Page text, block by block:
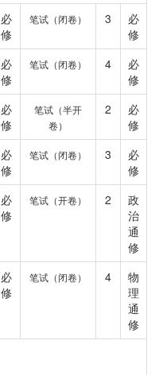
必
修
笔试（闭卷） 3
必
修
必
修
笔试（闭卷） 4
必
修
必
修
笔试（半开
卷）
2
必
修
必
修
笔试（闭卷） 3
必
修
必
修
笔试（开卷） 2
政
治
通
修
必
修
笔试（闭卷） 4
物
理
通
修